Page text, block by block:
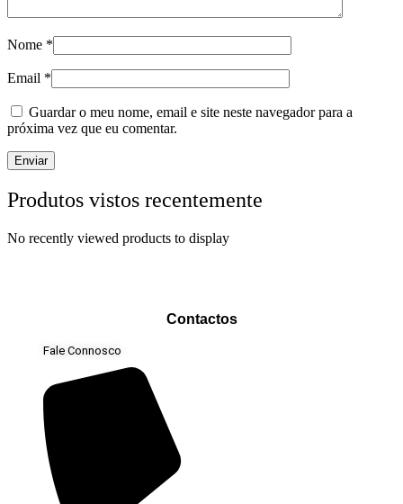
Nome *
Email *
Guardar o meu nome, email e site neste navegador para a
próxima vez que eu comentar.
Produtos vistos recentemente
No recently viewed products to display
Contactos
Fale Connosco